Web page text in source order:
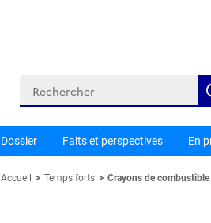
Rechercher
Dossier Faits et perspectives En
Accueil Temps forts Crayons de